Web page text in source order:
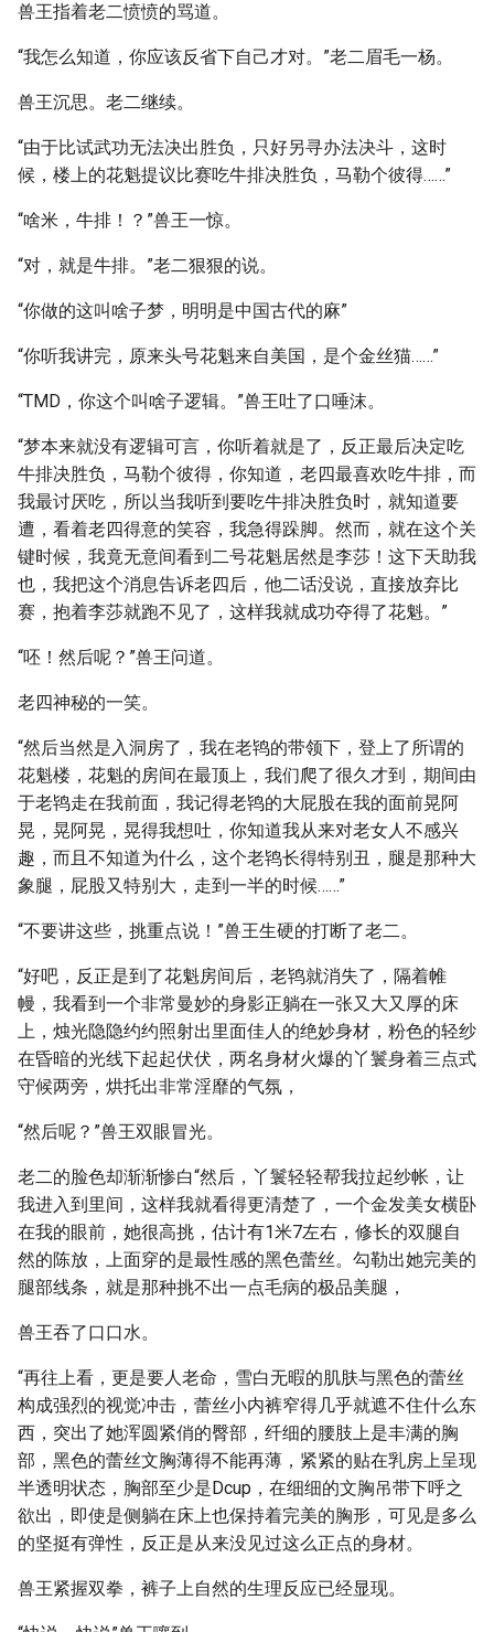
兽王指着老二愤愤的骂道。
“我怎么知道，你应该反省下自己才对。”老二眉毛一杨。
兽王沉思。老二继续。
“由于比试武功无法决出胜负，只好另寻办法决斗，这时
候，楼上的花魁提议比赛吃牛排决胜负，马勒个彼得……”
“啥米，牛排！？”兽王一惊。
“对，就是牛排。”老二狠狠的说。
“你做的这叫啥子梦，明明是中国古代的麻”
“你听我讲完，原来头号花魁来自美国，是个金丝猫……”
“TMD，你这个叫啥子逻辑。”兽王吐了口唾沫。
“梦本来就没有逻辑可言，你听着就是了，反正最后决定吃
牛排决胜负，马勒个彼得，你知道，老四最喜欢吃牛排，而
我最讨厌吃，所以当我听到要吃牛排决胜负时，就知道要
遭，看着老四得意的笑容，我急得跺脚。然而，就在这个关
键时候，我竟无意间看到二号花魁居然是李莎！这下天助我
也，我把这个消息告诉老四后，他二话没说，直接放弃比
赛，抱着李莎就跑不见了，这样我就成功夺得了花魁。”
“呸！然后呢？”兽王问道。
老四神秘的一笑。
“然后当然是入洞房了，我在老鸨的带领下，登上了所谓的
花魁楼，花魁的房间在最顶上，我们爬了很久才到，期间由
于老鸨走在我前面，我记得老鸨的大屁股在我的面前晃阿
晃，晃阿晃，晃得我想吐，你知道我从来对老女人不感兴
趣，而且不知道为什么，这个老鸨长得特别丑，腿是那种大
象腿，屁股又特别大，走到一半的时候……”
“不要讲这些，挑重点说！”兽王生硬的打断了老二。
“好吧，反正是到了花魁房间后，老鸨就消失了，隔着帷
幔，我看到一个非常曼妙的身影正躺在一张又大又厚的床
上，烛光隐隐约约照射出里面佳人的绝妙身材，粉色的轻纱
在昏暗的光线下起起伏伏，两名身材火爆的丫鬟身着三点式
守候两旁，烘托出非常淫靡的气氛，
“然后呢？”兽王双眼冒光。
老二的脸色却渐渐惨白“然后，丫鬟轻轻帮我拉起纱帐，让
我进入到里间，这样我就看得更清楚了，一个金发美女横卧
在我的眼前，她很高挑，估计有1米7左右，修长的双腿自
然的陈放，上面穿的是最性感的黑色蕾丝。勾勒出她完美的
腿部线条，就是那种挑不出一点毛病的极品美腿，
兽王吞了口口水。
“再往上看，更是要人老命，雪白无暇的肌肤与黑色的蕾丝
构成强烈的视觉冲击，蕾丝小内裤窄得几乎就遮不住什么东
西，突出了她浑圆紧俏的臀部，纤细的腰肢上是丰满的胸
部，黑色的蕾丝文胸薄得不能再薄，紧紧的贴在乳房上呈现
半透明状态，胸部至少是Dcup，在细细的文胸吊带下呼之
欲出，即使是侧躺在床上也保持着完美的胸形，可见是多么
的坚挺有弹性，反正是从来没见过这么正点的身材。
兽王紧握双拳，裤子上自然的生理反应已经显现。